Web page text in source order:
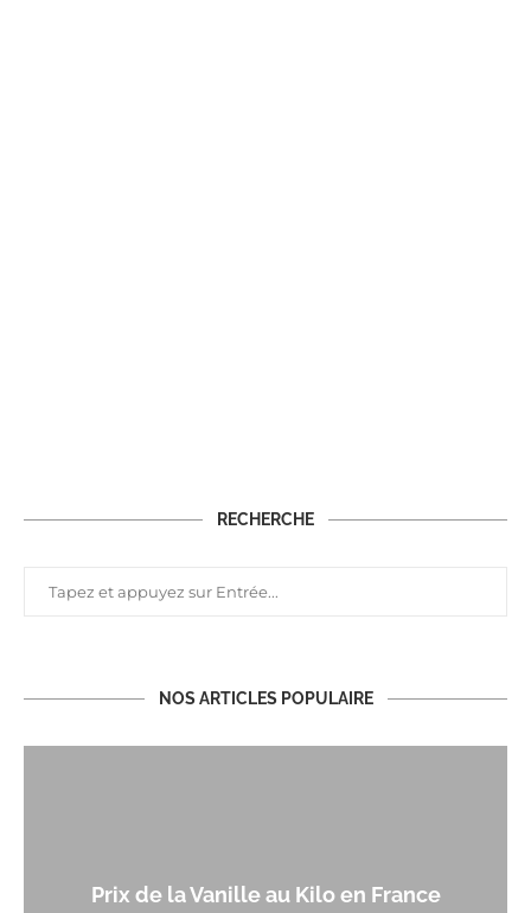
RECHERCHE
NOS ARTICLES POPULAIRE
Prix de la Vanille au Kilo en France